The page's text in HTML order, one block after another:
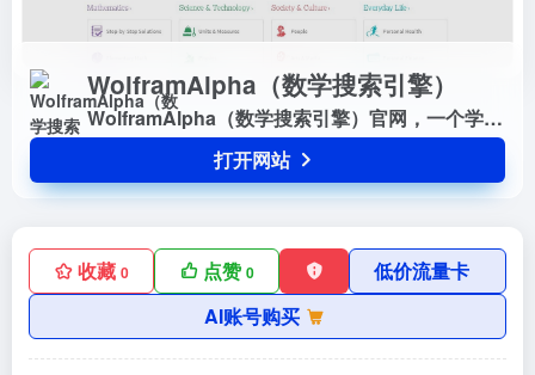
WolframAlpha（数学搜索引擎）
WolframAlpha（数学搜索引擎）官网，一个学霸喜欢的搜索引擎，可以搜索数学公式等数学内容，，，
打开网站
收藏 0 点赞0
低价流量卡
AI账号购买